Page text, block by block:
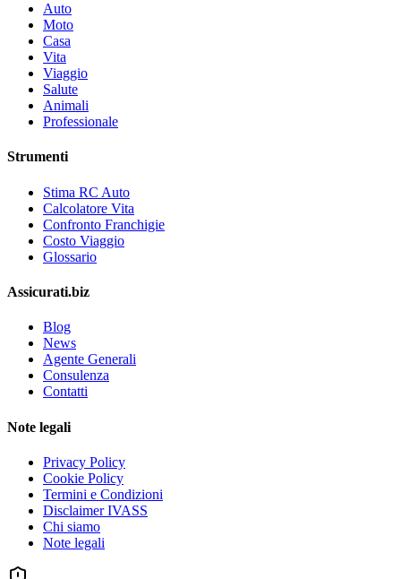
Auto
Moto
Casa
Vita
Viaggio
Salute
Animali
Professionale
Strumenti
Stima RC Auto
Calcolatore Vita
Confronto Franchigie
Costo Viaggio
Glossario
Assicurati.biz
Blog
News
Agente Generali
Consulenza
Contatti
Note legali
Privacy Policy
Cookie Policy
Termini e Condizioni
Disclaimer IVASS
Chi siamo
Note legali